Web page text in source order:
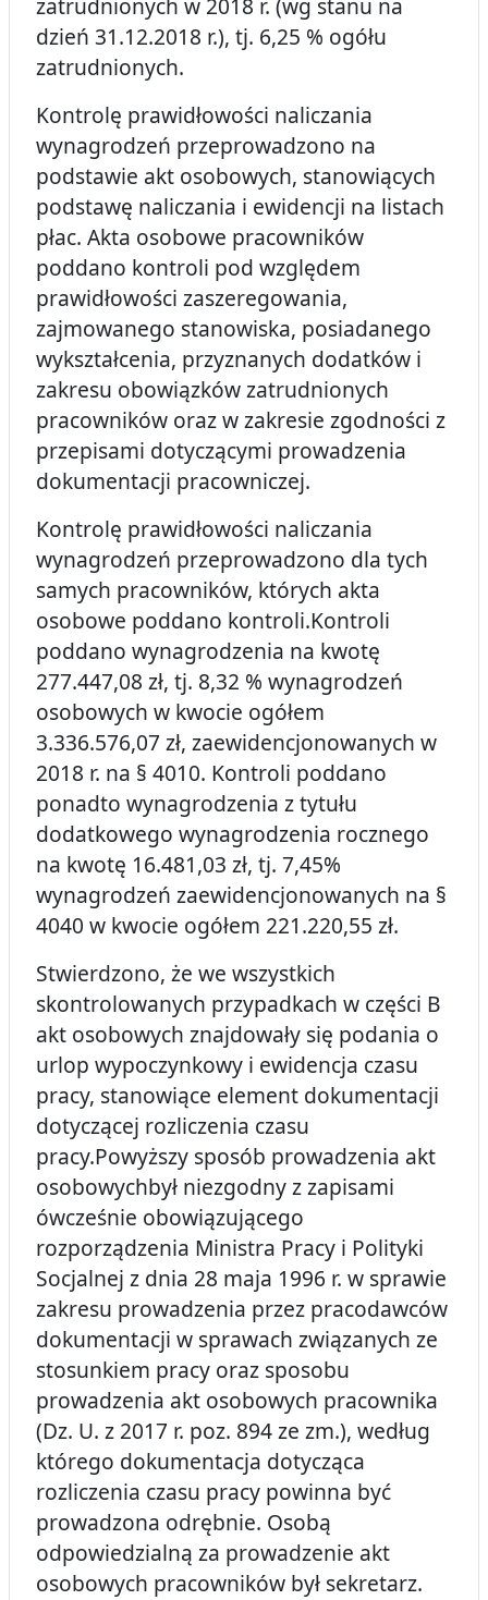
zatrudnionych w 2018 r. (wg stanu na
dzień 31.12.2018 r.), tj. 6,25 % ogółu
zatrudnionych.
Kontrolę prawidłowości naliczania
wynagrodzeń przeprowadzono na
podstawie akt osobowych, stanowiących
podstawę naliczania i ewidencji na listach
płac. Akta osobowe pracowników
poddano kontroli pod względem
prawidłowości zaszeregowania,
zajmowanego stanowiska, posiadanego
wykształcenia, przyznanych dodatków i
zakresu obowiązków zatrudnionych
pracowników oraz w zakresie zgodności z
przepisami dotyczącymi prowadzenia
dokumentacji pracowniczej.
Kontrolę prawidłowości naliczania
wynagrodzeń przeprowadzono dla tych
samych pracowników, których akta
osobowe poddano kontroli.Kontroli
poddano wynagrodzenia na kwotę
277.447,08 zł, tj. 8,32 % wynagrodzeń
osobowych w kwocie ogółem
3.336.576,07 zł, zaewidencjonowanych w
2018 r. na § 4010. Kontroli poddano
ponadto wynagrodzenia z tytułu
dodatkowego wynagrodzenia rocznego
na kwotę 16.481,03 zł, tj. 7,45%
wynagrodzeń zaewidencjonowanych na §
4040 w kwocie ogółem 221.220,55 zł.
Stwierdzono, że we wszystkich
skontrolowanych przypadkach w części B
akt osobowych znajdowały się podania o
urlop wypoczynkowy i ewidencja czasu
pracy, stanowiące element dokumentacji
dotyczącej rozliczenia czasu
pracy.Powyższy sposób prowadzenia akt
osobowychbył niezgodny z zapisami
ówcześnie obowiązującego
rozporządzenia Ministra Pracy i Polityki
Socjalnej z dnia 28 maja 1996 r. w sprawie
zakresu prowadzenia przez pracodawców
dokumentacji w sprawach związanych ze
stosunkiem pracy oraz sposobu
prowadzenia akt osobowych pracownika
(Dz. U. z 2017 r. poz. 894 ze zm.), według
którego dokumentacja dotycząca
rozliczenia czasu pracy powinna być
prowadzona odrębnie. Osobą
odpowiedzialną za prowadzenie akt
osobowych pracowników był sekretarz.